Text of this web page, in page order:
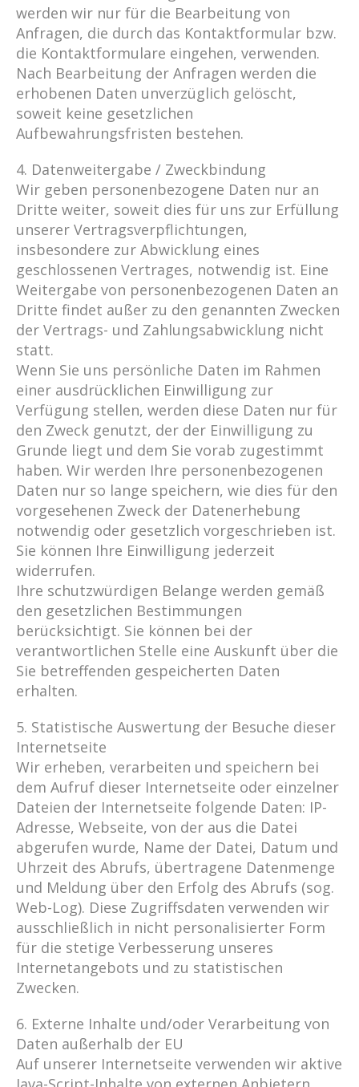
werden wir nur für die Bearbeitung von
Anfragen, die durch das Kontaktformular bzw.
die Kontaktformulare eingehen, verwenden.
Nach Bearbeitung der Anfragen werden die
erhobenen Daten unverzüglich gelöscht,
soweit keine gesetzlichen
Aufbewahrungsfristen bestehen.
4. Datenweitergabe / Zweckbindung
Wir geben personenbezogene Daten nur an
Dritte weiter, soweit dies für uns zur Erfüllung
unserer Vertragsverpflichtungen,
insbesondere zur Abwicklung eines
geschlossenen Vertrages, notwendig ist. Eine
Weitergabe von personenbezogenen Daten an
Dritte findet außer zu den genannten Zwecken
der Vertrags- und Zahlungsabwicklung nicht
statt.
Wenn Sie uns persönliche Daten im Rahmen
einer ausdrücklichen Einwilligung zur
Verfügung stellen, werden diese Daten nur für
den Zweck genutzt, der der Einwilligung zu
Grunde liegt und dem Sie vorab zugestimmt
haben. Wir werden Ihre personenbezogenen
Daten nur so lange speichern, wie dies für den
vorgesehenen Zweck der Datenerhebung
notwendig oder gesetzlich vorgeschrieben ist.
Sie können Ihre Einwilligung jederzeit
widerrufen.
Ihre schutzwürdigen Belange werden gemäß
den gesetzlichen Bestimmungen
berücksichtigt. Sie können bei der
verantwortlichen Stelle eine Auskunft über die
Sie betreffenden gespeicherten Daten
erhalten.
5. Statistische Auswertung der Besuche dieser
Internetseite
Wir erheben, verarbeiten und speichern bei
dem Aufruf dieser Internetseite oder einzelner
Dateien der Internetseite folgende Daten: IP-
Adresse, Webseite, von der aus die Datei
abgerufen wurde, Name der Datei, Datum und
Uhrzeit des Abrufs, übertragene Datenmenge
und Meldung über den Erfolg des Abrufs (sog.
Web-Log). Diese Zugriffsdaten verwenden wir
ausschließlich in nicht personalisierter Form
für die stetige Verbesserung unseres
Internetangebots und zu statistischen
Zwecken.
6. Externe Inhalte und/oder Verarbeitung von
Daten außerhalb der EU
Auf unserer Internetseite verwenden wir aktive